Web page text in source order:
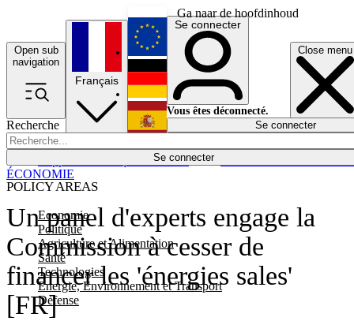
Ga naar de hoofdinhoud
Open sub
navigation
Close menu
Recherche
Se connecter
POLICY AREAS
Economie
Politique
Agriculture et Alimentation
Santé
Technologies
Energie, Environnement et Transport
Défense
Économie
Français
English
Deutsch
Español
Se connecter
Vous êtes déconnecté.
Se connecter
Un panel d'experts engage la
Commission à cesser de
financer les 'énergies sales'
[FR]
ÉCONOMIE